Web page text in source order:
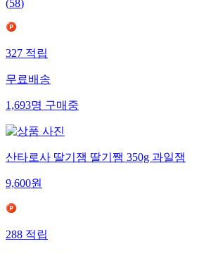
(58)
327적립
무료배송
1,693명구매중
산타로사 딸기잼 딸기쨈 350g 과일잼
9,600원
288적립